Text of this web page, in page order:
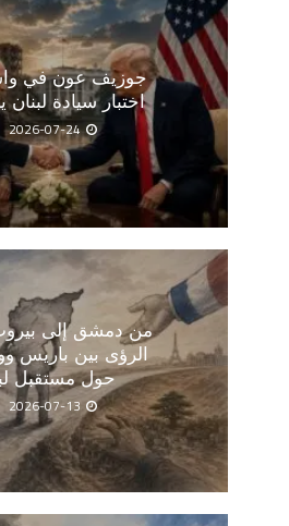
جوزيف عون في
اختبار سيادة لبنان
2026-07-24
من دمشق إلى
الرؤى بين باريس
حول مستقبل
2026-07-13